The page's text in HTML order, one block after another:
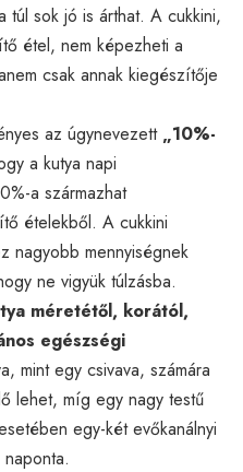
túl sok jó is árthat. A cukkini,
étel, nem képezheti a
csak annak kiegészítője
az úgynevezett „10%-
a kutya napi
a származhat
ételekből. A cukkini
nagyobb mennyiségnek
ne vigyük túlzásba.
méretétől, korától,
egészségi
mint egy csivava, számára
lehet, míg egy nagy testű
egy-két evőkanálnyi